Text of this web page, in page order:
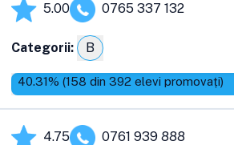
5.00 0765 337 132
Categorii: B
40.31% (158 din 392 elevi promovați)
4.75 0761 939 888